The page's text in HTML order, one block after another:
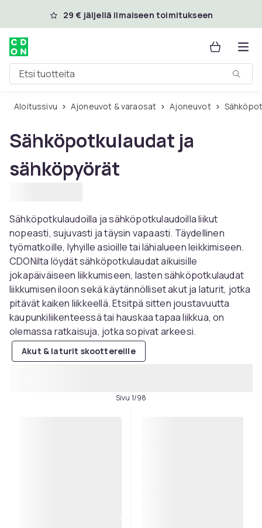
Ohita ja siirry pääsisältöön
29 € jäljellä ilmaiseen toimitukseen
Etsi tuotteita
Aloitussivu Ajoneuvot & varaosat Ajoneuvot
Sähköpotkulaudat ja
sähköpyörät
Sähköpotkulaudoilla ja sähköpotkulaudoilla liikut
nopeasti, sujuvasti ja täysin vapaasti. Täydellinen
työmatkoille, lyhyille asioille tai lähialueen leikkimiseen.
CDONilta löydät sähköpotkulaudat aikuisille
jokapäiväiseen liikkumiseen, lasten sähköpotkulaudat
liikkumisen iloon sekä käytännölliset akut ja laturit, jotka
pitävät kaiken liikkeellä. Etsitpä sitten joustavuutta
kaupunkiliikenteessä tai hauskaa tapaa liikkua, on
olemassa ratkaisuja, jotka sopivat arkeesi.
Akut & laturit skoottereille
Sivu 1/98